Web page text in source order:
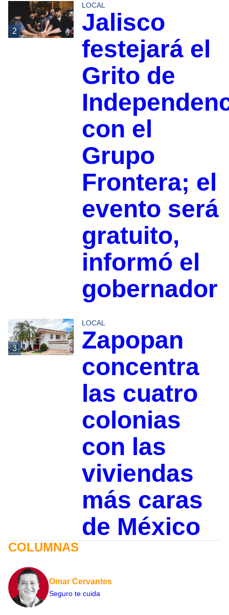
2
LOCAL
Jalisco
festejará el
Grito de
con el
Grupo
Frontera; el
evento será
gratuito,
informó el
gobernador
3
LOCAL
Zapopan
concentra
las cuatro
colonias
con las
viviendas
más caras
de México
COLUMNAS
Omar Cervantes
Seguro te cuida